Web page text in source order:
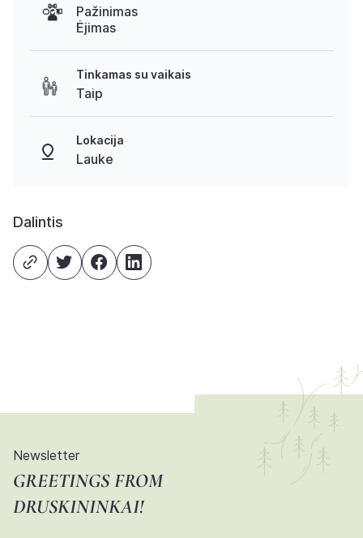
Pažinimas
Ėjimas
Tinkamas su vaikais
Taip
Lokacija
Lauke
Dalintis
Newsletter
GREETINGS FROM
DRUSKININKAI!